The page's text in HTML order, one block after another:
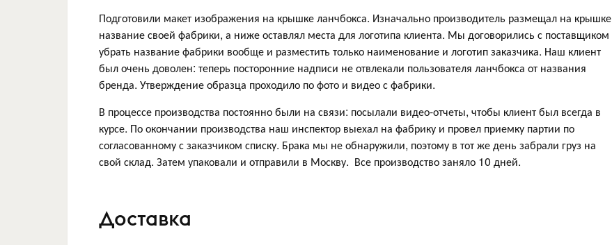
Подготовили макет изображения на крышке ланчбокса. Изначально производитель размещал на крышке
название своей фабрики, а ниже оставлял места для логотипа клиента. Мы договорились с поставщиком
убрать название фабрики вообще и разместить только наименование и логотип заказчика. Наш клиент
был очень доволен: теперь посторонние надписи не отвлекали пользователя ланчбокса от названия
бренда. Утверждение образца проходило по фото и видео с фабрики.
В процессе производства постоянно были на связи: посылали видео-отчеты, чтобы клиент был всегда в
курсе. По окончании производства наш инспектор выехал на фабрику и провел приемку партии по
согласованному с заказчиком списку. Брака мы не обнаружили, поэтому в тот же день забрали груз на
свой склад. Затем упаковали и отправили в Москву. Все производство заняло 10 дней.
Доставка